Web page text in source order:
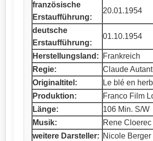
französische
Erstaufführung:
20.01.1954
deutsche
Erstaufführung:
01.10.1954
Herstellungsland:
Frankreich
Regie:
Claude
Originaltitel:
Le blé en
Produktion:
Franco Film
Länge:
106 Min. S/W
Musik:
Rene Cloerec
weitere Darsteller: Nicole